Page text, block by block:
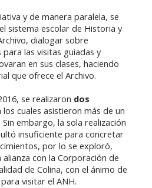
y de manera paralela, se
sistema escolar de Historia y
dialogar sobre
las visitas guiadas y
en sus clases, haciendo
que ofrece el Archivo.
se realizaron dos
los cuales asistieron más de un
embargo, la sola realización
insuficiente para concretar
por lo se exploró,
con la Corporación de
de Colina, con el ánimo de
visitar el ANH.